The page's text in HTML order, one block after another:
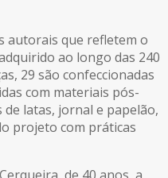
autorais que refletem o
ao longo das 240
29 são confeccionadas
com materiais pós-
latas, jornal e papelão,
projeto com práticas